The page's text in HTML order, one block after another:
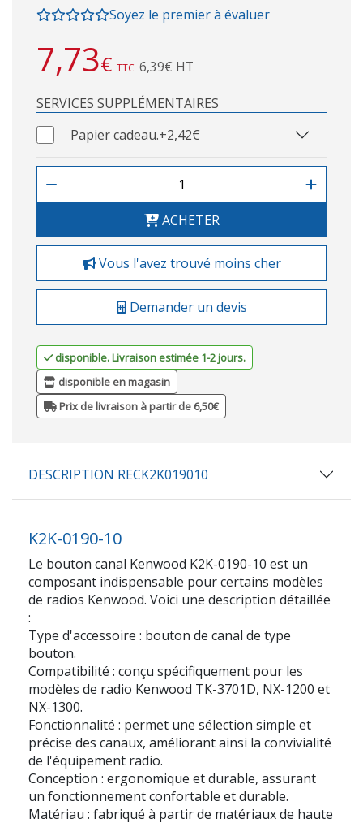
Soyez le premier à évaluer
7,73€ TTC 6,39€ HT
SERVICES SUPPLÉMENTAIRES
Papier cadeau.+2,42€
ACHETER
Vous l'avez trouvé moins cher
Demander un devis
disponible. Livraison estimée 1-2 jours.
disponible en magasin
Prix de livraison à partir de 6,50€
DESCRIPTION RECK2K019010
K2K-0190-10
Le bouton canal Kenwood K2K-0190-10 est un
composant indispensable pour certains modèles
de radios Kenwood. Voici une description détaillée
:
Type d'accessoire : bouton de canal de type
bouton.
Compatibilité : conçu spécifiquement pour les
modèles de radio Kenwood TK-3701D, NX-1200 et
NX-1300.
Fonctionnalité : permet une sélection simple et
précise des canaux, améliorant ainsi la convivialité
de l'équipement radio.
Conception : ergonomique et durable, assurant
un fonctionnement confortable et durable.
Matériau : fabriqué à partir de matériaux de haute